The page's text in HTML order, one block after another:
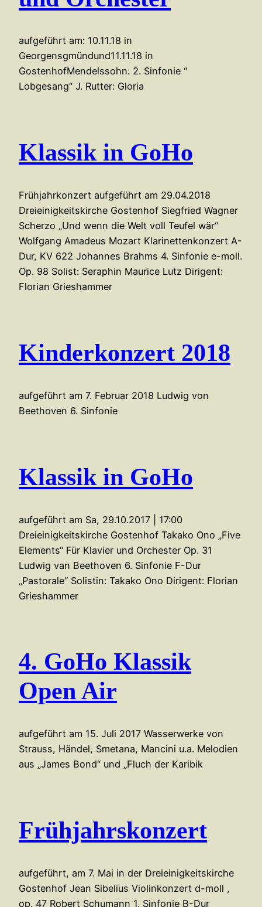
aufgeführt am: 10.11.18 in
Georgensgmündund11.11.18 in
GostenhofMendelssohn: 2. Sinfonie “
Lobgesang“ J. Rutter: Gloria
Klassik in GoHo
Frühjahrkonzert aufgeführt am 29.04.2018
Dreieinigkeitskirche Gostenhof Siegfried Wagner
Scherzo „Und wenn die Welt voll Teufel wär“
Wolfgang Amadeus Mozart Klarinettenkonzert A-
Dur, KV 622 Johannes Brahms 4. Sinfonie e-moll.
Op. 98 Solist: Seraphin Maurice Lutz Dirigent:
Florian Grieshammer
Kinderkonzert 2018
aufgeführt am 7. Februar 2018 Ludwig von
Beethoven 6. Sinfonie
Klassik in GoHo
aufgeführt am Sa, 29.10.2017 | 17:00
Dreieinigkeitskirche Gostenhof Takako Ono „Five
Elements“ Für Klavier und Orchester Op. 31
Ludwig van Beethoven 6. Sinfonie F-Dur
„Pastorale“ Solistin: Takako Ono Dirigent: Florian
Grieshammer
4. GoHo Klassik
Open Air
aufgeführt am 15. Juli 2017 Wasserwerke von
Strauss, Händel, Smetana, Mancini u.a. Melodien
aus „James Bond“ und „Fluch der Karibik
Frühjahrskonzert
aufgeführt, am 7. Mai in der Dreieinigkeitskirche
Gostenhof Jean Sibelius Violinkonzert d-moll ,
op. 47 Robert Schumann 1. Sinfonie B-Dur